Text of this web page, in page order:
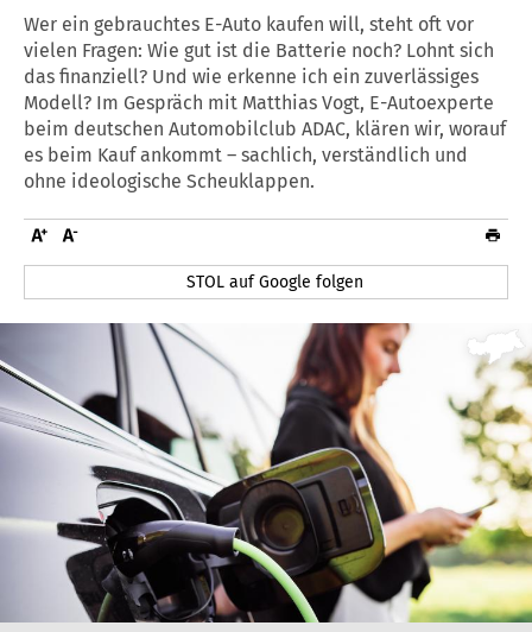
Wer ein gebrauchtes E-Auto kaufen will, steht oft vor
vielen Fragen: Wie gut ist die Batterie noch? Lohnt sich
das finanziell? Und wie erkenne ich ein zuverlässiges
Modell? Im Gespräch mit Matthias Vogt, E-Autoexperte
beim deutschen Automobilclub ADAC, klären wir, worauf
es beim Kauf ankommt – sachlich, verständlich und
ohne ideologische Scheuklappen.
STOL auf Google folgen